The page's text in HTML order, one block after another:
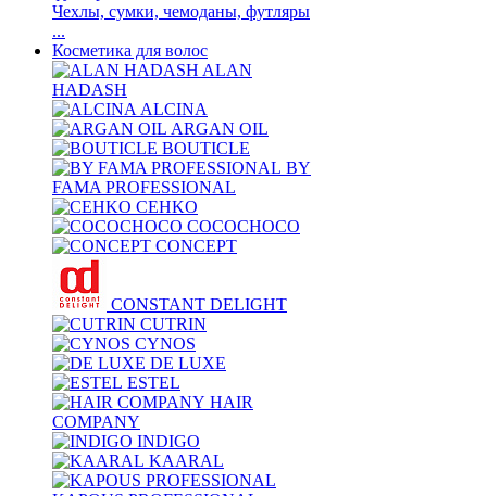
Чехлы, сумки, чемоданы, футляры
...
Косметика для волос
ALAN
HADASH
ALCINA
ARGAN OIL
BOUTICLE
BY
FAMA PROFESSIONAL
CEHKO
COCOCHOCO
CONCEPT
CONSTANT DELIGHT
CUTRIN
CYNOS
DE LUXE
ESTEL
HAIR
COMPANY
INDIGO
KAARAL